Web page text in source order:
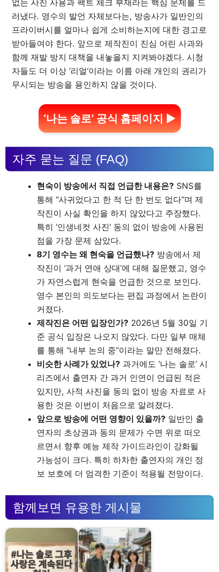
없는 사진 사용과 팩트 체크 부재라는 핵심 문제를 드
러냈다. 영수의 발언 자체보다는, 방송사가 일반인의
프라이버시를 얼마나 쉽게 소비하는지에 대한 경고로
받아들여야 한다. 앞으로 제작진이 진심 어린 사과와
함께 재발 방지 대책을 내놓을지 지켜봐야겠다. 시청
자들도 더 이상 ‘리얼’이라는 이름 아래 개인의 권리가
무시되는 방송을 용인하지 않을 것이다.
‘나는 솔로’ 공식 홈페이지 ▶
자주 묻는 질문 (FAQ)
현숙이 방송에서 직접 언급한 내용은? SNS를
통해 “사귀었다고 한 적 단 한 번도 없다”며 제
작진이 사실 확인을 하지 않았다고 주장했다.
특히 ‘인생네컷 사진’ 동의 없이 방송에 사용된
점을 가장 문제 삼았다.
8기 영수는 왜 현숙을 언급했나? 방송에서 제
작진이 ‘과거 연애 상대’에 대해 질문했고, 영수
가 자연스럽게 현숙을 언급한 것으로 보인다.
영수 본인의 의도보다는 편집 과정에서 논란이
커졌다.
제작진은 어떤 입장인가? 2026년 5월 30일 기
준 공식 입장은 나오지 않았다. 다만 일부 매체
를 통해 “내부 논의 중”이라는 말만 전해졌다.
비슷한 사례가 있었나? 과거에도 ‘나는 솔로’ 시
리즈에서 출연자 간 과거 인연이 언급된 적은
있지만, 사적 사진을 동의 없이 방송 자료로 사
용한 것은 이번이 처음으로 알려졌다.
앞으로 방송에 어떤 영향이 있을까? 일반인 출
연자의 초상권과 동의 문제가 수면 위로 떠오
르면서 향후 예능 제작 가이드라인이 강화될
가능성이 크다. 특히 하차한 출연자의 개인 정
보 보호에 더 엄격한 기준이 적용될 전망이다.
함께보면 유용한 게시물